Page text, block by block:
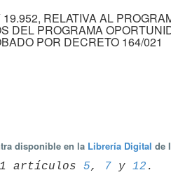
RELATIVA AL
DEL PROGRAMA
POR DECRETO 164/021
disponible en la Librería Digital de
artículos 5, 7 y 12